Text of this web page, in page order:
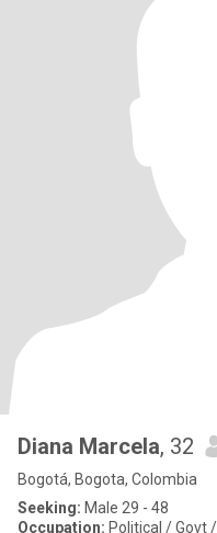
Diana Marcela, 32
Bogotá, Bogota, Colombia
Seeking: Male 29 - 48
Occupation: Political / Govt